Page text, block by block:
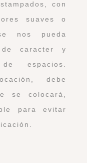
con
suaves o
nos pueda
caracter y
espacios.
debe
se colocará,
para evitar